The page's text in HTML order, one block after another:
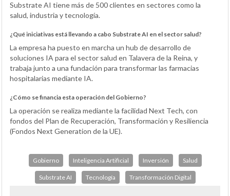
Substrate AI tiene más de 500 clientes en sectores como la
salud, industria y tecnología.
¿Qué iniciativas está llevando a cabo Substrate AI en el sector salud?
La empresa ha puesto en marcha un hub de desarrollo de
soluciones IA para el sector salud en Talavera de la Reina, y
trabaja junto a una fundación para transformar las farmacias
hospitalarias mediante IA.
¿Cómo se financia esta operación del Gobierno?
La operación se realiza mediante la facilidad Next Tech, con
fondos del Plan de Recuperación, Transformación y Resiliencia
(Fondos Next Generation de la UE).
Gobierno Inteligencia Artificial Inversión Salud
Substrate AI Tecnología Transformación Digital